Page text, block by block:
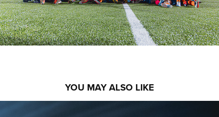
YOU MAY ALSO LIKE